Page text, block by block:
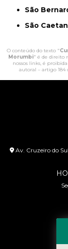
São
São
O conteúdo do texto "
Morumbi" é de direito
nossos links, é
autoral – artigo 184
Av. Cruzeiro do